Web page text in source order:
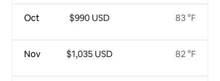
Oct
Nov
$990 USD
$1,035 USD
83 °F
82 °F